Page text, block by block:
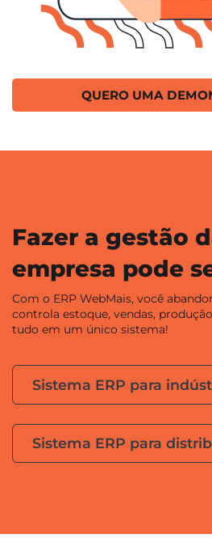
QUERO UMA
Fazer a gestão
empresa pode
Com o ERP WebMais, você
controla estoque, vendas,
tudo em um único sistema!
Sistema ERP para
Sistema ERP para